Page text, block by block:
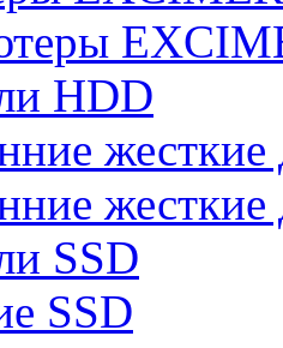
HDD
SSD
SSD